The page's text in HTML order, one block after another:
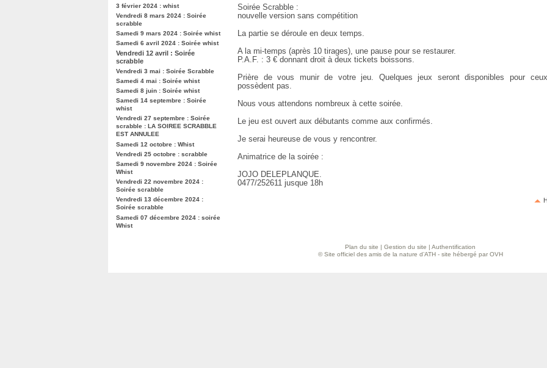
3 février 2024 : whist
Vendredi 8 mars 2024 : Soirée
scrabble
Samedi 9 mars 2024 : Soirée whist
Samedi 6 avril 2024 : Soirée whist
Vendredi 12 avril : Soirée
scrabble
Vendredi 3 mai : Soirée Scrabble
Samedi 4 mai : Soirée whist
Samedi 8 juin : Soirée whist
Samedi 14 septembre : Soirée
whist
Vendredi 27 septembre : Soirée
scrabble : LA SOIREE SCRABBLE
EST ANNULEE
Samedi 12 octobre : Whist
Vendredi 25 octobre : scrabble
Samedi 9 novembre 2024 : Soirée
Whist
Vendredi 22 novembre 2024 :
Soirée scrabble
Vendredi 13 décembre 2024 :
Soirée scrabble
Samedi 07 décembre 2024 : soirée
Whist
Soirée Scrabble :
nouvelle version sans compétition
La partie se déroule en deux temps.
A la mi-temps (après 10 tirages), une pause pour se restaurer.
P.A.F. : 3 € donnant droit à deux tickets boissons.
Prière de vous munir de votre jeu. Quelques jeux seront disponibles pour
possèdent pas.
Nous vous attendons nombreux à cette soirée.
Le jeu est ouvert aux débutants comme aux confirmés.
Je serai heureuse de vous y rencontrer.
Animatrice de la soirée :
JOJO DELEPLANQUE.
0477/252611 jusque 18h
Plan du site | Gestion du site | Authentification
© Site officiel des amis de la nature d’ATH - site hébergé par OVH